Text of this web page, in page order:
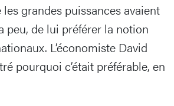
grandes puissances avaient
peu, de lui préférer la notion
L’économiste David
pourquoi c’était préférable, en